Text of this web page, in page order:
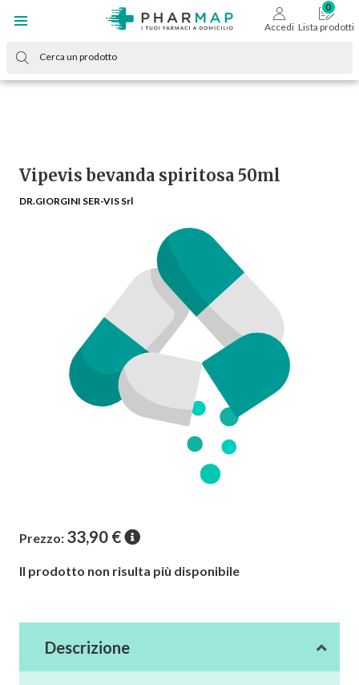
Accedi Lista prodotti
Vipevis bevanda spiritosa 50ml
DR.GIORGINI SER-VIS Srl
Prezzo: 33,90 €
Il prodotto non risulta più disponibile
Descrizione